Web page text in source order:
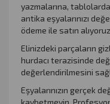
yazmalarına,
antika eşyalarınızı
ödeme ile satın
Elinizdeki parçaların
hurdacı terazisinde
değerlendirilmesini
Eşyalarınızın gerçek
kaybetmeyin.